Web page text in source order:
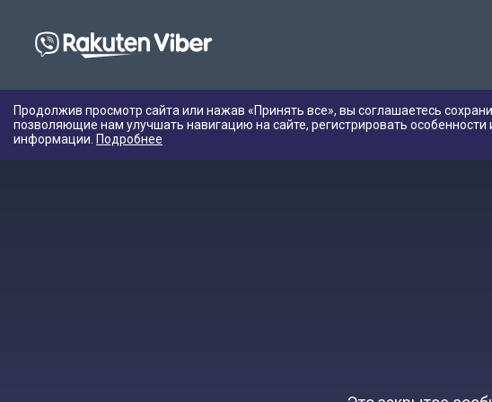
Продолжив просмотр сайта или нажав «Принять все», вы соглашаетесь
позволяющие нам улучшать навигацию на сайте, регистрировать
информации. Подробнее